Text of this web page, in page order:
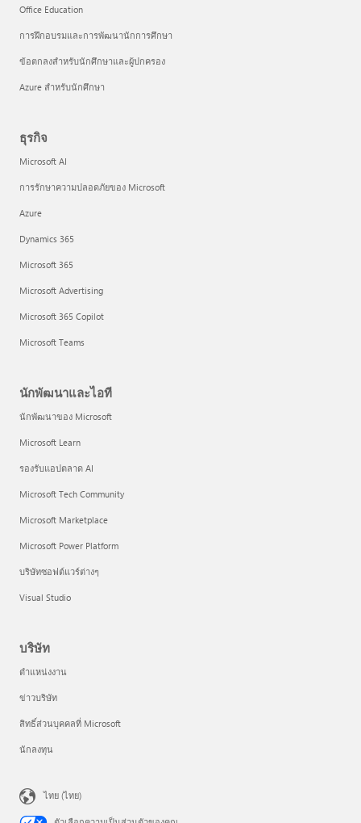
Office Education
การฝึกอบรมและการพัฒนานักการศึกษา
ข้อตกลงสำหรับนักศึกษาและผู้ปกครอง
Azure สำหรับนักศึกษา
ธุรกิจ
Microsoft AI
การรักษาความปลอดภัยของ Microsoft
Azure
Dynamics 365
Microsoft 365
Microsoft Advertising
Microsoft 365 Copilot
Microsoft Teams
นักพัฒนาและไอที
นักพัฒนาของ Microsoft
Microsoft Learn
รองรับแอปตลาด AI
Microsoft Tech Community
Microsoft Marketplace
Microsoft Power Platform
บริษัทซอฟต์แวร์ต่างๆ
Visual Studio
บริษัท
ตำแหน่งงาน
ข่าวบริษัท
สิทธิ์ส่วนบุคคลที่ Microsoft
นักลงทุน
ไทย (ไทย)